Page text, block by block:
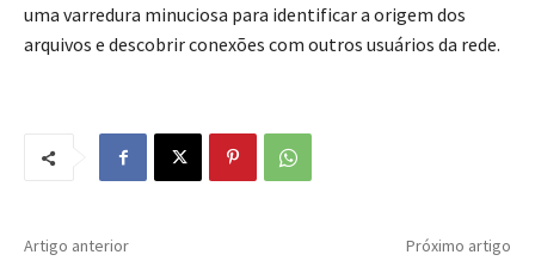
uma varredura minuciosa para identificar a origem dos
arquivos e descobrir conexões com outros usuários da rede.
Artigo anterior Próximo artigo